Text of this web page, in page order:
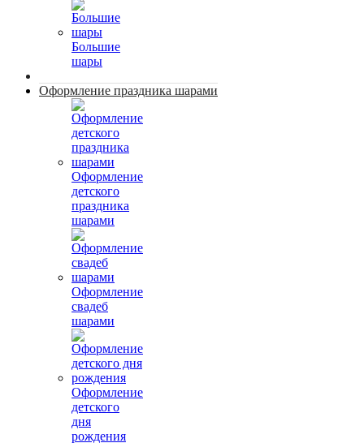
Большие
шары
Оформление праздника шарами
Оформление
детского
праздника
шарами
Оформление
свадеб
шарами
Оформление
детского
дня
рождения